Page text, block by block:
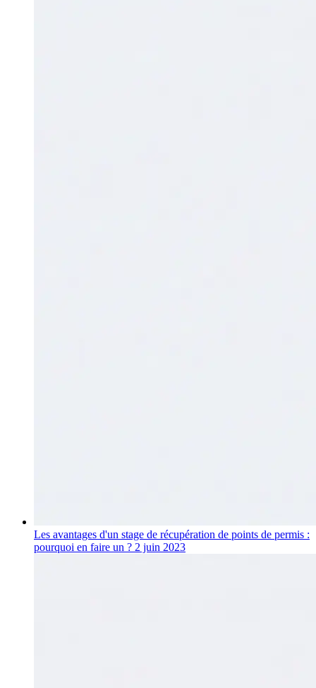
Les avantages d'un stage de récupération de points de permis :
pourquoi en faire un ? 2 juin 2023